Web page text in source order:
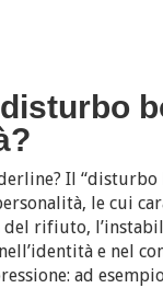
Il
le cui
rifiuto,
e nel
ad